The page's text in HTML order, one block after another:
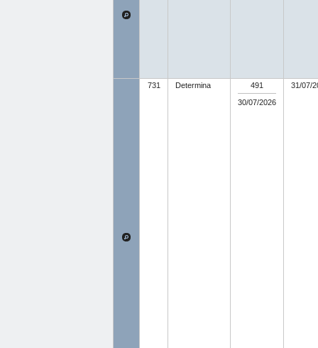
731 Determina
491
30/07/2026
31/07/